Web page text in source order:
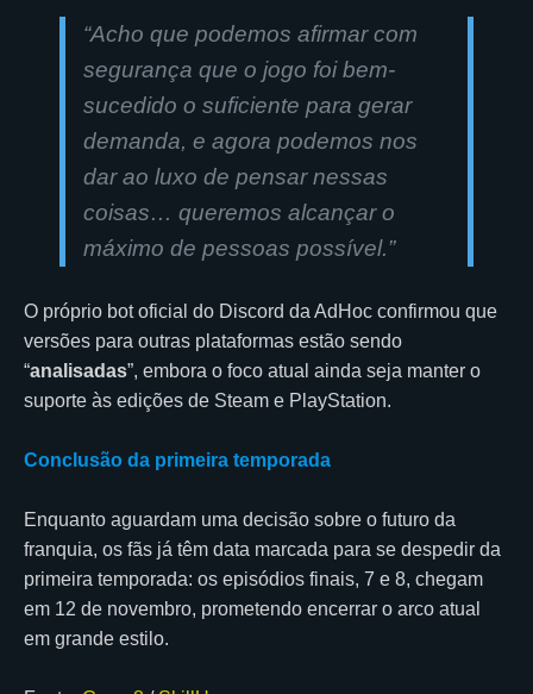
“Acho que podemos afirmar com
segurança que o jogo foi bem-
sucedido o suficiente para gerar
demanda, e agora podemos nos
dar ao luxo de pensar nessas
coisas… queremos alcançar o
máximo de pessoas possível.”
O próprio bot oficial do Discord da AdHoc confirmou que
versões para outras plataformas estão sendo
“analisadas”, embora o foco atual ainda seja manter o
suporte às edições de Steam e PlayStation.
Conclusão da primeira temporada
Enquanto aguardam uma decisão sobre o futuro da
franquia, os fãs já têm data marcada para se despedir da
primeira temporada: os episódios finais, 7 e 8, chegam
em 12 de novembro, prometendo encerrar o arco atual
em grande estilo.